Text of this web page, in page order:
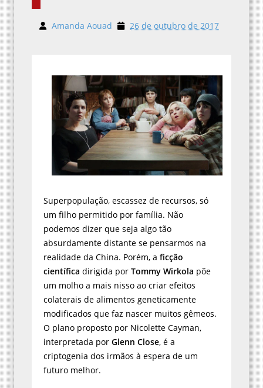
Amanda Aouad 26 de outubro de 2017
Superpopulação, escassez de recursos, só
um filho permitido por família. Não
podemos dizer que seja algo tão
absurdamente distante se pensarmos na
realidade da China. Porém, a ficção
científica dirigida por Tommy Wirkola põe
um molho a mais nisso ao criar efeitos
colaterais de alimentos geneticamente
modificados que faz nascer muitos gêmeos.
O plano proposto por Nicolette Cayman,
interpretada por Glenn Close, é a
criptogenia dos irmãos à espera de um
futuro melhor.